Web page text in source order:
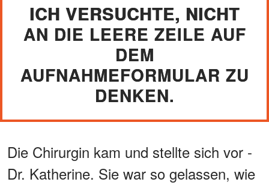
ICH VERSUCHTE, NICHT
AN DIE LEERE ZEILE AUF
DEM
AUFNAHMEFORMULAR ZU
DENKEN.
Die Chirurgin kam und stellte sich vor -
Dr. Katherine. Sie war so gelassen, wie